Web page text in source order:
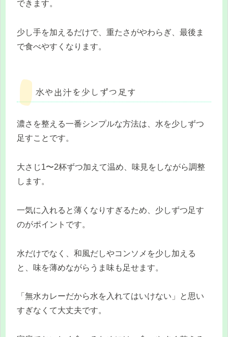
できます。
少し手を加えるだけで、重たさがやわらぎ、最後ま
で食べやすくなります。
水や出汁を少しずつ足す
濃さを整える一番シンプルな方法は、水を少しずつ
足すことです。
大さじ1〜2杯ずつ加えて温め、味見をしながら調整
します。
一気に入れると薄くなりすぎるため、少しずつ足す
のがポイントです。
水だけでなく、和風だしやコンソメを少し加える
と、味を薄めながらうま味も足せます。
「無水カレーだから水を入れてはいけない」と思い
すぎなくて大丈夫です。